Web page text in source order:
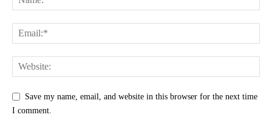
Save my name, email, and website in this browser for the next time
I comment.